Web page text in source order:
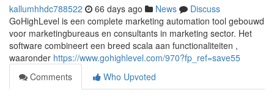
kallumhhdc788522 66 days ago News
Discuss
GoHighLevel is een complete marketing automation tool gebouwd
voor marketingbureaus en consultants in marketing sector. Het
software combineert een breed scala aan functionaliteiten ,
waaronder https://www.gohighlevel.com/970?fp_ref=save55
Comments
Who Upvoted